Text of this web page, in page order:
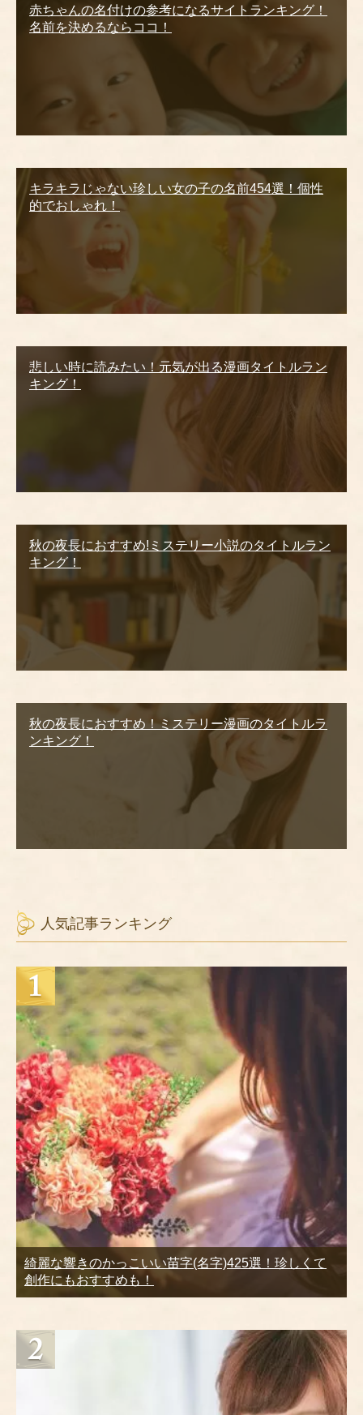
赤ちゃんの名付けの参考になるサイトランキング！
名前を決めるならココ！
キラキラじゃない珍しい女の子の名前454選！個性
的でおしゃれ！
悲しい時に読みたい！元気が出る漫画タイトルラン
キング！
秋の夜長におすすめ!ミステリー小説のタイトルラン
キング！
秋の夜長におすすめ！ミステリー漫画のタイトルラ
ンキング！
人気記事ランキング
綺麗な響きのかっこいい苗字(名字)425選！珍しくて
創作にもおすすめも！